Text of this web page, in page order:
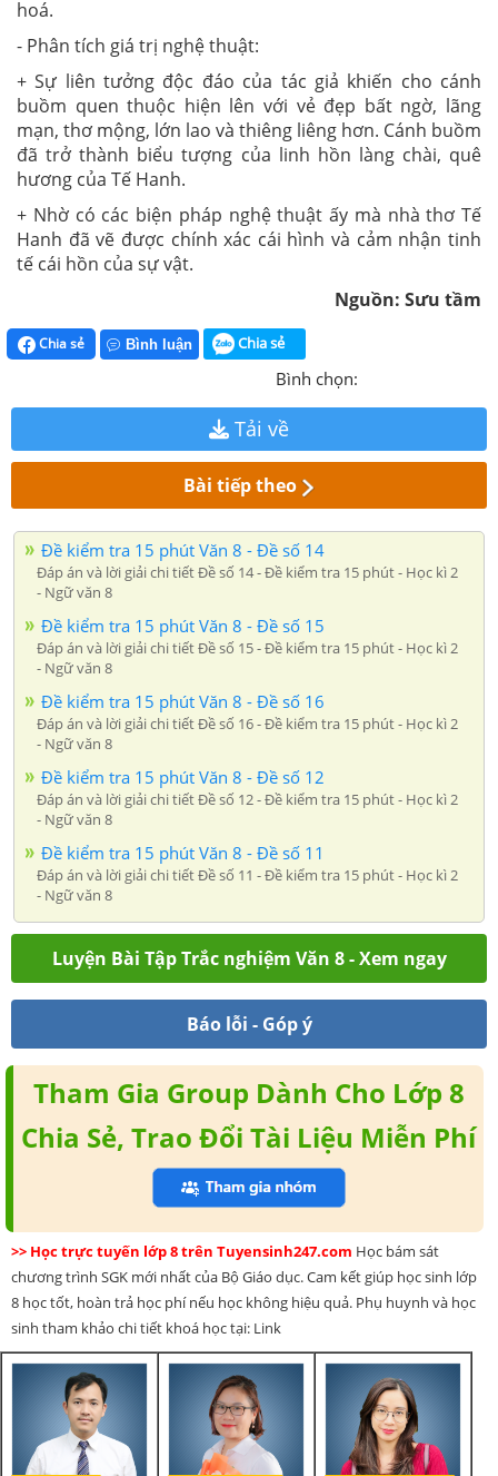
hoá.
- Phân tích giá trị nghệ thuật:
+ Sự liên tưởng độc đáo của tác giả khiến cho cánh
buồm quen thuộc hiện lên với vẻ đẹp bất ngờ, lãng
mạn, thơ mộng, lớn lao và thiêng liêng hơn. Cánh buồm
đã trở thành biểu tượng của linh hồn làng chài, quê
hương của Tế Hanh.
+ Nhờ có các biện pháp nghệ thuật ấy mà nhà thơ Tế
Hanh đã vẽ được chính xác cái hình và cảm nhận tinh
tế cái hồn của sự vật.
Nguồn: Sưu tầm
Chia sẻ Bình luận Chia sẻ
Bình chọn:
Tải về
Bài tiếp theo
Đề kiểm tra 15 phút Văn 8 - Đề số 14
Đáp án và lời giải chi tiết Đề số 14 - Đề kiểm tra 15 phút - Học kì 2
- Ngữ văn 8
Đề kiểm tra 15 phút Văn 8 - Đề số 15
Đáp án và lời giải chi tiết Đề số 15 - Đề kiểm tra 15 phút - Học kì 2
- Ngữ văn 8
Đề kiểm tra 15 phút Văn 8 - Đề số 16
Đáp án và lời giải chi tiết Đề số 16 - Đề kiểm tra 15 phút - Học kì 2
- Ngữ văn 8
Đề kiểm tra 15 phút Văn 8 - Đề số 12
Đáp án và lời giải chi tiết Đề số 12 - Đề kiểm tra 15 phút - Học kì 2
- Ngữ văn 8
Đề kiểm tra 15 phút Văn 8 - Đề số 11
Đáp án và lời giải chi tiết Đề số 11 - Đề kiểm tra 15 phút - Học kì 2
- Ngữ văn 8
Luyện Bài Tập Trắc nghiệm Văn 8 - Xem ngay
Báo lỗi - Góp ý
Tham Gia Group Dành Cho Lớp 8
Chia Sẻ, Trao Đổi Tài Liệu Miễn Phí
>> Học trực tuyến lớp 8 trên Tuyensinh247.com Học bám sát
chương trình SGK mới nhất của Bộ Giáo dục. Cam kết giúp học sinh lớp
8 học tốt, hoàn trả học phí nếu học không hiệu quả. Phụ huynh và học
sinh tham khảo chi tiết khoá học tại: Link